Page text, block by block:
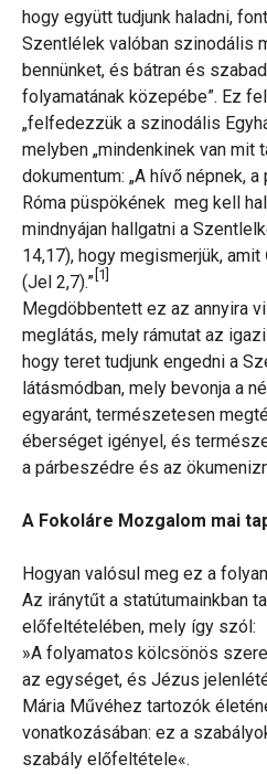
hogy együtt tudjunk haladni,
Szentlélek valóban szinodális
bennünket, és bátran és
folyamatának közepébe”. Ez
„felfedezzük a szinodális
melyben „mindenkinek van mit
dokumentum: „A hívő népnek,
Róma püspökének meg kell
mindnyájan hallgatni a
14,17), hogy megismerjük, amit
(Jel 2,7).” [1]
Megdöbbentett ez az annyira
meglátás, mely rámutat az
hogy teret tudjunk engedni a
látásmódban, mely bevonja a
egyaránt, természetesen
éberséget igényel, és
a párbeszédre és az
A Fokoláre Mozgalom mai
Hogyan valósul meg ez a
Az iránytűt a statútumainkban
előfeltételében, mely így szól:
»A folyamatos kölcsönös
az egységet, és Jézus
Mária Művéhez tartozók
vonatkozásában: ez a
szabály előfeltétele«.